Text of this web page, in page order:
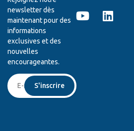
newsletter dès
maintenant pour des
informations
exclusives et des
nouvelles
encourageantes.
S'inscrire